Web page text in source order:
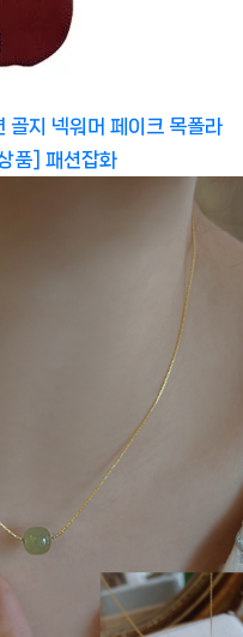
골지 넥워머 페이크 목폴라
품] 패션잡화